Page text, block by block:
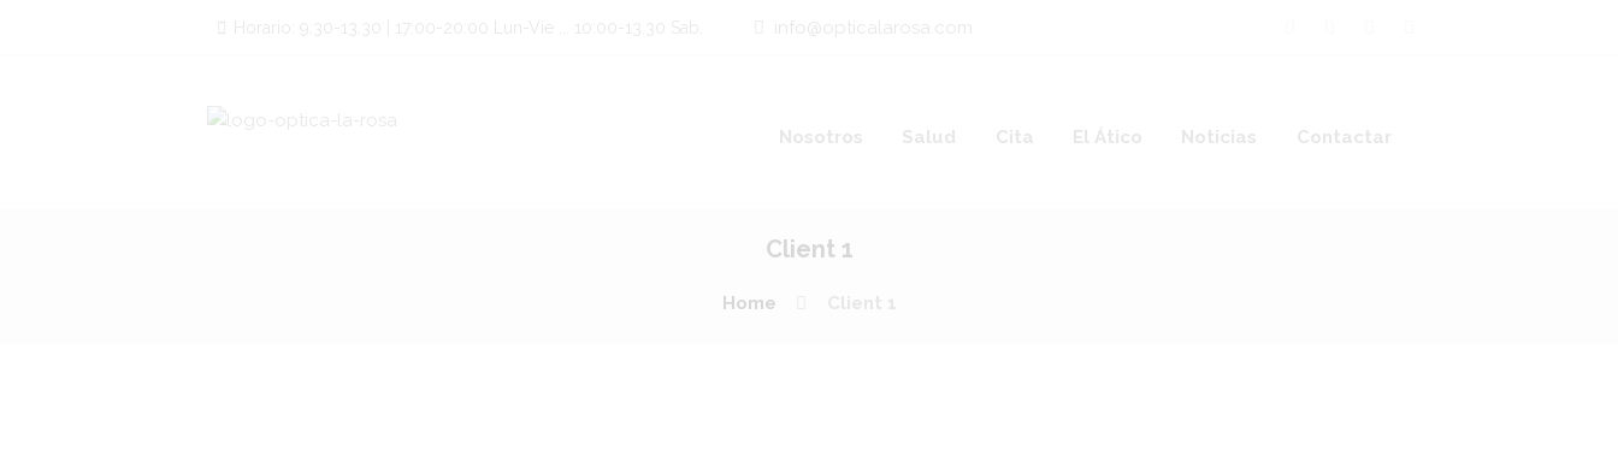
info@opticalarosa.com
Horario: 9:30-13.30 | 17:00-20:00 Lun-Vie ... 10:00-13.30 Sab.
Nosotros Salud Cita El Ático Noticias Contactar
Client 1
Home